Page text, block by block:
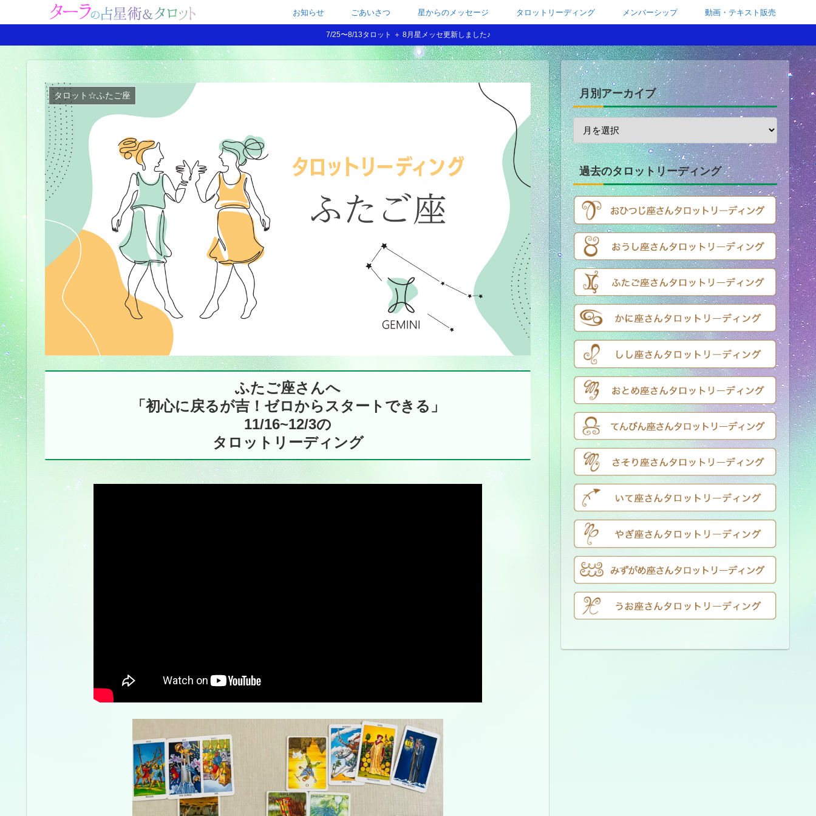
お知らせ ごあいさつ 星からのメッセージ タロットリーディング メンバーシップ 動画・テキスト販売
7/25〜8/13タロット ＋ 8月星メッセ更新しました♪
タロット☆ふたご座
ふたご座さんへ
「初心に戻るが吉！ゼロからスタートできる」
11/16~12/3の
タロットリーディング
月別アーカイブ
過去のタロットリーディング